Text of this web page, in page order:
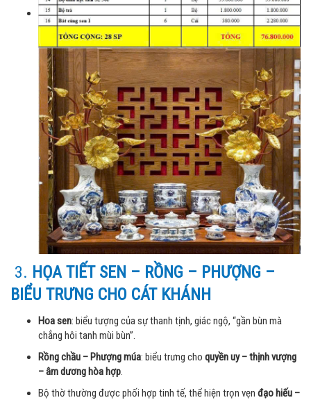
3. HỌA TIẾT SEN – RỒNG – PHƯỢNG –
BIỂU TRƯNG CHO CÁT KHÁNH
Hoa sen: biểu tượng của sự thanh tịnh, giác ngộ, “gần bùn mà
chẳng hôi tanh mùi bùn”.
Rồng chầu – Phượng múa: biểu trưng cho quyền uy – thịnh vượng
– âm dương hòa hợp
Bộ thờ thường được phối hợp tinh tế, thể hiện trọn vẹn đạo hiếu –